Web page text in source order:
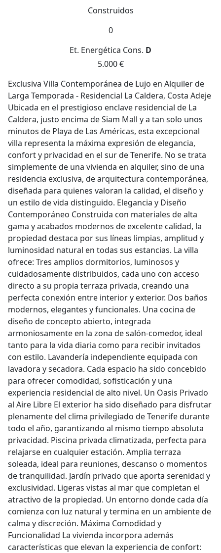
Construidos
0
Et. Energética Cons. D
5.000 €
Exclusiva Villa Contemporánea de Lujo en Alquiler de
Larga Temporada - Residencial La Caldera, Costa Adeje
Ubicada en el prestigioso enclave residencial de La
Caldera, justo encima de Siam Mall y a tan solo unos
minutos de Playa de Las Américas, esta excepcional
villa representa la máxima expresión de elegancia,
confort y privacidad en el sur de Tenerife. No se trata
simplemente de una vivienda en alquiler, sino de una
residencia exclusiva, de arquitectura contemporánea,
diseñada para quienes valoran la calidad, el diseño y
un estilo de vida distinguido. Elegancia y Diseño
Contemporáneo Construida con materiales de alta
gama y acabados modernos de excelente calidad, la
propiedad destaca por sus líneas limpias, amplitud y
luminosidad natural en todas sus estancias. La villa
ofrece: Tres amplios dormitorios, luminosos y
cuidadosamente distribuidos, cada uno con acceso
directo a su propia terraza privada, creando una
perfecta conexión entre interior y exterior. Dos baños
modernos, elegantes y funcionales. Una cocina de
diseño de concepto abierto, integrada
armoniosamente en la zona de salón-comedor, ideal
tanto para la vida diaria como para recibir invitados
con estilo. Lavandería independiente equipada con
lavadora y secadora. Cada espacio ha sido concebido
para ofrecer comodidad, sofisticación y una
experiencia residencial de alto nivel. Un Oasis Privado
al Aire Libre El exterior ha sido diseñado para disfrutar
plenamente del clima privilegiado de Tenerife durante
todo el año, garantizando al mismo tiempo absoluta
privacidad. Piscina privada climatizada, perfecta para
relajarse en cualquier estación. Amplia terraza
soleada, ideal para reuniones, descanso o momentos
de tranquilidad. Jardín privado que aporta serenidad y
exclusividad. Ligeras vistas al mar que completan el
atractivo de la propiedad. Un entorno donde cada día
comienza con luz natural y termina en un ambiente de
calma y discreción. Máxima Comodidad y
Funcionalidad La vivienda incorpora además
características que elevan la experiencia de confort: